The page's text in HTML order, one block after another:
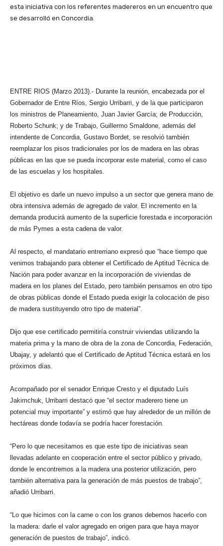
esta iniciativa con los referentes madereros en un encuentro que
se desarrolló en Concordia.
ENTRE RIOS (Marzo 2013).- Durante la reunión, encabezada por el
Gobernador de Entre Ríos, Sergio Urribarri, y de la que participaron
los ministros de Planeamiento, Juan Javier García; de Producción,
Roberto Schunk; y de Trabajo, Guillermo Smaldone, además del
intendente de Concordia, Gustavo Bordet, se resolvió también
reemplazar los pisos tradicionales por los de madera en las obras
públicas en las que se pueda incorporar este material, como el caso
de las escuelas y los hospitales.
El objetivo es darle un nuevo impulso a un sector que genera mano de
obra intensiva además de agregado de valor. El incremento en la
demanda producirá aumento de la superficie forestada e incorporación
de más Pymes a esta cadena de valor.
Al respecto, el mandatario entrerriano expresó que “hace tiempo que
venimos trabajando para obtener el Certificado de Aptitud Técnica de
Nación para poder avanzar en la incorporación de viviendas de
madera en los planes del Estado, pero también pensamos en otro tipo
de obras públicas donde el Estado pueda exigir la colocación de piso
de madera sustituyendo otro tipo de material”.
Dijo que ese certificado permitiría construir viviendas utilizando la
materia prima y la mano de obra de la zona de Concordia, Federación,
Ubajay, y adelantó que el Certificado de Aptitud Técnica estará en los
próximos días.
Acompañado por el senador Enrique Cresto y el diputado Luís
Jakimchuk, Urribarri destacó que “el sector maderero tiene un
potencial muy importante” y estimó que hay alrededor de un millón de
hectáreas donde todavía se podría hacer forestación.
“Pero lo que necesitamos es que este tipo de iniciativas sean
llevadas adelante en cooperación entre el sector público y privado,
donde le encontremos a la madera una posterior utilización, pero
también alternativa para la generación de más puestos de trabajo”,
añadió Urribarri.
“Lo que hicimos con la carne o con los granos debemos hacerlo con
la madera: darle el valor agregado en origen para que haya mayor
generación de puestos de trabajo”, indicó.